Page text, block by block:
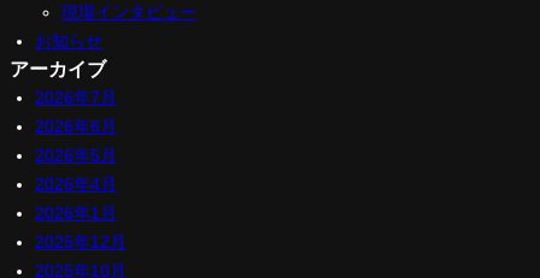
現場インタビュー
お知らせ
アーカイブ
2026年7月
2026年6月
2026年5月
2026年4月
2026年1月
2025年12月
2025年10月